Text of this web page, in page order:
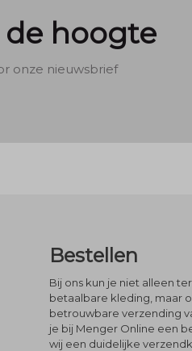
hoogte
onze nieuwsbrief
Bestellen
Bij ons kun je niet alleen
betaalbare kleding, maar
betrouwbare verzending
je bij Menger Online een
wij een duidelijke